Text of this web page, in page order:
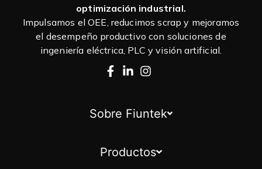
optimización industrial.
Impulsamos el OEE, reducimos scrap y mejoramos
el desempeño productivo con soluciones de
ingeniería eléctrica, PLC y visión artificial.
Sobre Fiuntek
Productos